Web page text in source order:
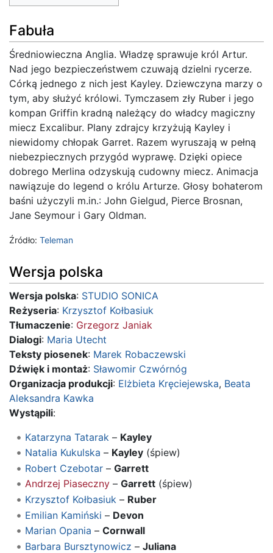
Fabuła
Średniowieczna Anglia. Władzę sprawuje król Artur.
Nad jego bezpieczeństwem czuwają dzielni rycerze.
Córką jednego z nich jest Kayley. Dziewczyna marzy o
tym, aby służyć królowi. Tymczasem zły Ruber i jego
kompan Griffin kradną należący do władcy magiczny
miecz Excalibur. Plany zdrajcy krzyżują Kayley i
niewidomy chłopak Garret. Razem wyruszają w pełną
niebezpiecznych przygód wyprawę. Dzięki opiece
dobrego Merlina odzyskują cudowny miecz. Animacja
nawiązuje do legend o królu Arturze. Głosy bohaterom
baśni użyczyli m.in.: John Gielgud, Pierce Brosnan,
Jane Seymour i Gary Oldman.
Źródło: Teleman
Wersja polska
Wersja polska: STUDIO SONICA
Reżyseria: Krzysztof Kołbasiuk
Tłumaczenie: Grzegorz Janiak
Dialogi: Maria Utecht
Teksty piosenek: Marek Robaczewski
Dźwięk i montaż: Sławomir Czwórnóg
Organizacja produkcji: Elżbieta Kręciejewska, Beata
Aleksandra Kawka
Wystąpili:
Katarzyna Tatarak – Kayley
Natalia Kukulska – Kayley(śpiew)
Robert Czebotar– Garrett
Andrzej Piaseczny– Garrett(śpiew)
Krzysztof Kołbasiuk – Ruber
Emilian Kamiński – Devon
Marian Opania – Cornwall
Barbara Bursztynowicz – Juliana